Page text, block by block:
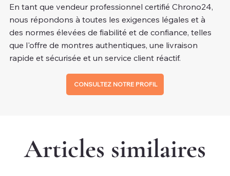
En tant que vendeur professionnel certifié Chrono24,
nous répondons à toutes les exigences légales et à
des normes élevées de fiabilité et de confiance, telles
que l'offre de montres authentiques, une livraison
rapide et sécurisée et un service client réactif.
CONSULTEZ NOTRE PROFIL
Articles similaires